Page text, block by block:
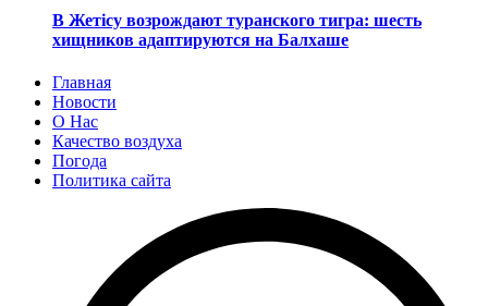
В Жетісу возрождают туранского тигра: шесть
хищников адаптируются на Балхаше
Главная
Новости
О Нас
Качество воздуха
Погода
Политика сайта